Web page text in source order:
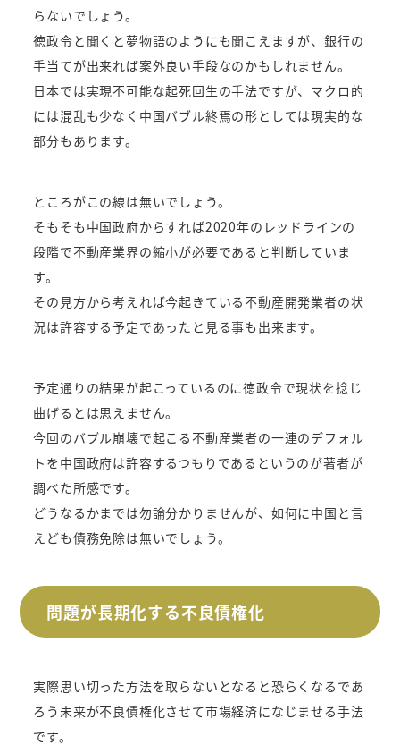
らないでしょう。
徳政令と聞くと夢物語のようにも聞こえますが、銀行の
手当てが出来れば案外良い手段なのかもしれません。
日本では実現不可能な起死回生の手法ですが、マクロ的
には混乱も少なく中国バブル終焉の形としては現実的な
部分もあります。
ところがこの線は無いでしょう。
そもそも中国政府からすれば2020年のレッドラインの
段階で不動産業界の縮小が必要であると判断していま
す。
その見方から考えれば今起きている不動産開発業者の状
況は許容する予定であったと見る事も出来ます。
予定通りの結果が起こっているのに徳政令で現状を捻じ
曲げるとは思えません。
今回のバブル崩壊で起こる不動産業者の一連のデフォル
トを中国政府は許容するつもりであるというのが著者が
調べた所感です。
どうなるかまでは勿論分かりませんが、如何に中国と言
えども債務免除は無いでしょう。
問題が長期化する不良債権化
実際思い切った方法を取らないとなると恐らくなるであ
ろう未来が不良債権化させて市場経済になじませる手法
です。